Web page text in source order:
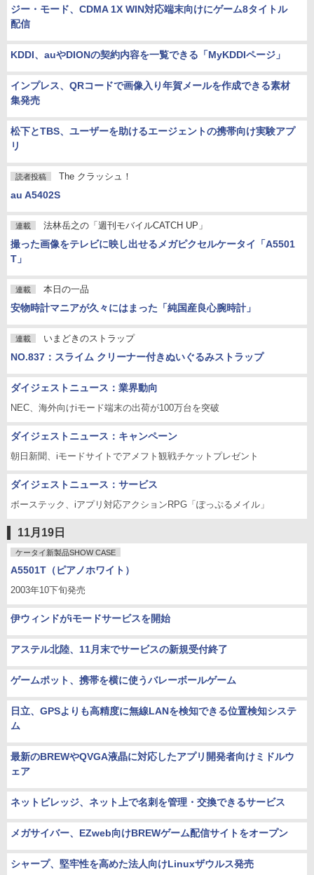
ジー・モード、CDMA 1X WIN対応端末向けにゲーム8タイトル
配信
KDDI、auやDIONの契約内容を一覧できる「MyKDDIページ」
インプレス、QRコードで画像入り年賀メールを作成できる素材
集発売
松下とTBS、ユーザーを助けるエージェントの携帯向け実験アプ
リ
読者投稿 The クラッシュ！
au A5402S
連載 法林岳之の「週刊モバイルCATCH UP」
撮った画像をテレビに映し出せるメガピクセルケータイ「A5501
T」
連載 本日の一品
安物時計マニアが久々にはまった「純国産良心腕時計」
連載 いまどきのストラップ
NO.837：スライム クリーナー付きぬいぐるみストラップ
ダイジェストニュース：業界動向
NEC、海外向けiモード端末の出荷が100万台を突破
ダイジェストニュース：キャンペーン
朝日新聞、iモードサイトでアメフト観戦チケットプレゼント
ダイジェストニュース：サービス
ボーステック、iアプリ対応アクションRPG「ぽっぷるメイル」
11月19日
ケータイ新製品SHOW CASE
A5501T（ピアノホワイト）
2003年10下旬発売
伊ウィンドがiモードサービスを開始
アステル北陸、11月末でサービスの新規受付終了
ゲームポット、携帯を横に使うバレーボールゲーム
日立、GPSよりも高精度に無線LANを検知できる位置検知システ
ム
最新のBREWやQVGA液晶に対応したアプリ開発者向けミドルウ
ェア
ネットビレッジ、ネット上で名刺を管理・交換できるサービス
メガサイバー、EZweb向けBREWゲーム配信サイトをオープン
シャープ、堅牢性を高めた法人向けLinuxザウルス発売